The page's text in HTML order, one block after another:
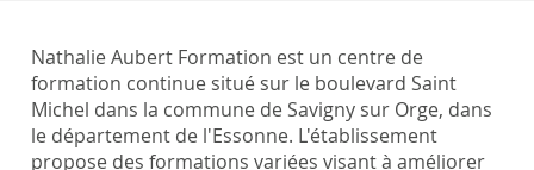
Nathalie Aubert Formation est un centre de
formation continue situé sur le boulevard Saint
Michel dans la commune de Savigny sur Orge, dans
le département de l'Essonne. L'établissement
propose des formations variées visant à améliorer